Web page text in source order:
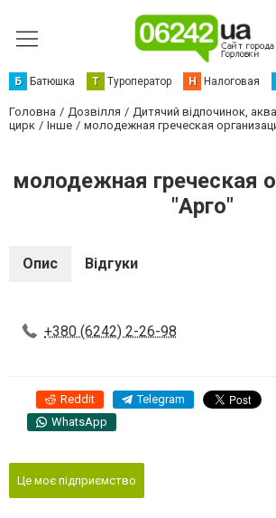
Б Батюшка Т Туроператор Н Налоговая
Головна Дозвілля
Дитячий відпочинок,
цирк
Інше молодежная греческая
молодежная греческая
"Арго"
Опис Відгуки
+380 (6242) 2-26-98
Reddit Telegram
WhatsApp
Це моє підприємство